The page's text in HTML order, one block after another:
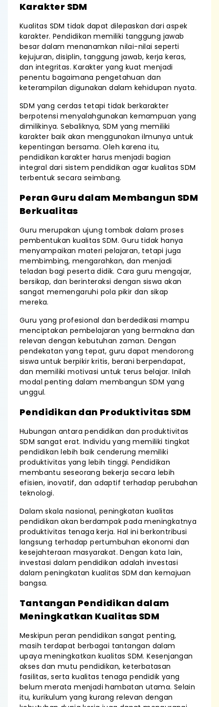
Karakter SDM
Kualitas SDM tidak dapat dilepaskan dari aspek
karakter. Pendidikan memiliki tanggung jawab
besar dalam menanamkan nilai-nilai seperti
kejujuran, disiplin, tanggung jawab, kerja keras,
dan integritas. Karakter yang kuat menjadi
penentu bagaimana pengetahuan dan
keterampilan digunakan dalam kehidupan nyata.
SDM yang cerdas tetapi tidak berkarakter
berpotensi menyalahgunakan kemampuan yang
dimilikinya. Sebaliknya, SDM yang memiliki
karakter baik akan menggunakan ilmunya untuk
kepentingan bersama. Oleh karena itu,
pendidikan karakter harus menjadi bagian
integral dari sistem pendidikan agar kualitas SDM
terbentuk secara seimbang.
Peran Guru dalam Membangun SDM
Berkualitas
Guru merupakan ujung tombak dalam proses
pembentukan kualitas SDM. Guru tidak hanya
menyampaikan materi pelajaran, tetapi juga
membimbing, mengarahkan, dan menjadi
teladan bagi peserta didik. Cara guru mengajar,
bersikap, dan berinteraksi dengan siswa akan
sangat memengaruhi pola pikir dan sikap
mereka.
Guru yang profesional dan berdedikasi mampu
menciptakan pembelajaran yang bermakna dan
relevan dengan kebutuhan zaman. Dengan
pendekatan yang tepat, guru dapat mendorong
siswa untuk berpikir kritis, berani berpendapat,
dan memiliki motivasi untuk terus belajar. Inilah
modal penting dalam membangun SDM yang
unggul.
Pendidikan dan Produktivitas SDM
Hubungan antara pendidikan dan produktivitas
SDM sangat erat. Individu yang memiliki tingkat
pendidikan lebih baik cenderung memiliki
produktivitas yang lebih tinggi. Pendidikan
membantu seseorang bekerja secara lebih
efisien, inovatif, dan adaptif terhadap perubahan
teknologi.
Dalam skala nasional, peningkatan kualitas
pendidikan akan berdampak pada meningkatnya
produktivitas tenaga kerja. Hal ini berkontribusi
langsung terhadap pertumbuhan ekonomi dan
kesejahteraan masyarakat. Dengan kata lain,
investasi dalam pendidikan adalah investasi
dalam peningkatan kualitas SDM dan kemajuan
bangsa.
Tantangan Pendidikan dalam
Meningkatkan Kualitas SDM
Meskipun peran pendidikan sangat penting,
masih terdapat berbagai tantangan dalam
upaya meningkatkan kualitas SDM. Kesenjangan
akses dan mutu pendidikan, keterbatasan
fasilitas, serta kualitas tenaga pendidik yang
belum merata menjadi hambatan utama. Selain
itu, kurikulum yang kurang relevan dengan